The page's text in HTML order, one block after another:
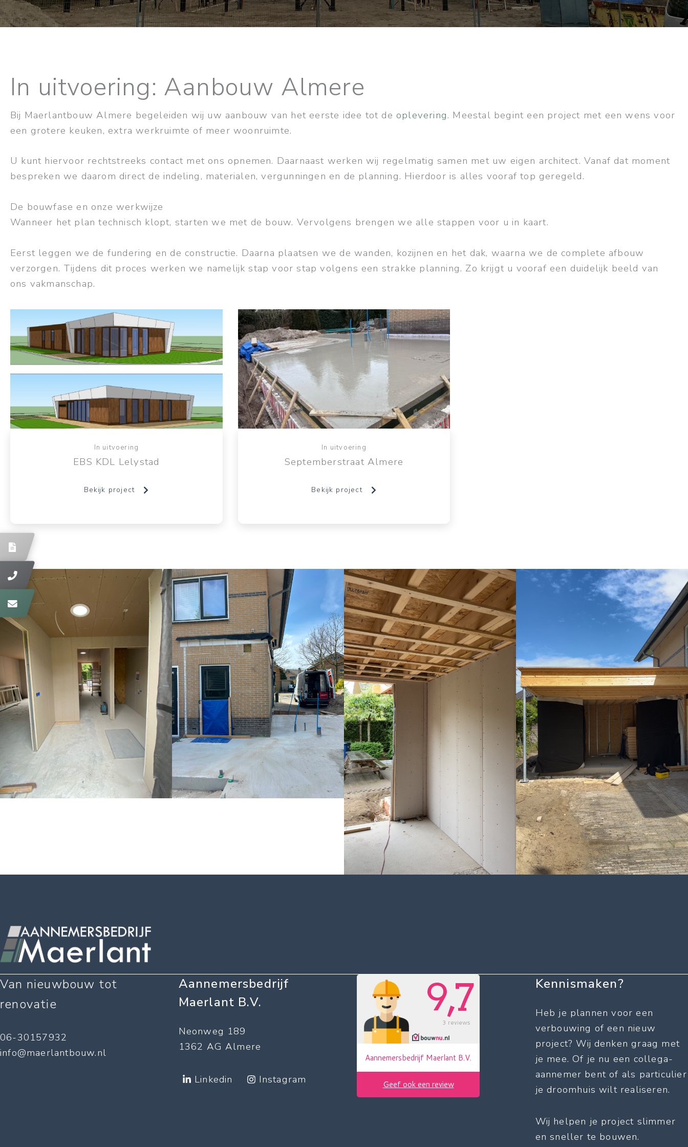
In uitvoering: Aanbouw Almere
Bij Maerlantbouw Almere begeleiden wij uw aanbouw van het eerste idee tot deoplevering. Meestal begint een project met een wens voor
een grotere keuken, extra werkruimte of meer woonruimte.
U kunt hiervoor rechtstreeks contact met ons opnemen. Daarnaast werken wij regelmatig samen met uw eigen architect. Vanaf dat moment
bespreken we daarom direct de indeling, materialen, vergunningen en de planning. Hierdoor is alles vooraf top geregeld.
De bouwfase en onze werkwijze
Wanneer het plan technisch klopt, starten we met de bouw. Vervolgens brengen we alle stappen voor u in kaart.
Eerst leggen we de fundering en de constructie. Daarna plaatsen we de wanden, kozijnen en het dak, waarna we de complete afbouw
verzorgen. Tijdens dit proces werken we namelijk stap voor stap volgens een strakke planning. Zo krijgt u vooraf een duidelijk beeld van
ons vakmanschap.
In uitvoering
EBS KDL Lelystad
Bekijk project
In uitvoering
Septemberstraat Almere
Bekijk project
Van nieuwbouw tot
renovatie
06-30157932
info@maerlantbouw.nl
Aannemersbedrijf
Maerlant B.V.
Neonweg 189
1362 AG Almere
Linkedin Instagram
Kennismaken?
Heb je plannen voor een
verbouwing of een nieuw
project? Wij denken graag met
je mee. Of je nu een collega-
aannemer bent of als particulier
je droomhuis wilt realiseren.
Wij helpen je project slimmer
en sneller te bouwen.